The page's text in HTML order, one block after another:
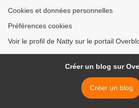
Cookies et données personnelles
Préférences cookies
Voir le profil de Natty sur le portail
Créer un blog sur
Créer un blog